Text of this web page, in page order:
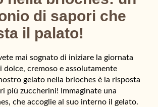
di sapori che
il palato!
mai sognato di iniziare la giornata
dolce, cremoso e assolutamente
gelato nella brioches è la risposta
più zuccherini! Immaginate una
che accoglie al suo interno il gelato.